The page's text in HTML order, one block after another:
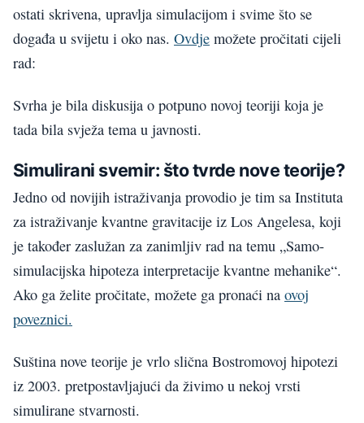
ostati skrivena, upravlja simulacijom i svime što se
događa u svijetu i oko nas. Ovdje možete pročitati cijeli
rad:
Svrha je bila diskusija o potpuno novoj teoriji koja je
tada bila svježa tema u javnosti.
Simulirani svemir: što tvrde nove teorije?
Jedno od novijih istraživanja provodio je tim sa Instituta
za istraživanje kvantne gravitacije iz Los Angelesa, koji
je također zaslužan za zanimljiv rad na temu „Samo-
simulacijska hipoteza interpretacije kvantne mehanike“.
Ako ga želite pročitate, možete ga pronaći na ovoj
poveznici.
Suština nove teorije je vrlo slična Bostromovoj hipotezi
iz 2003. pretpostavljajući da živimo u nekoj vrsti
simulirane stvarnosti.